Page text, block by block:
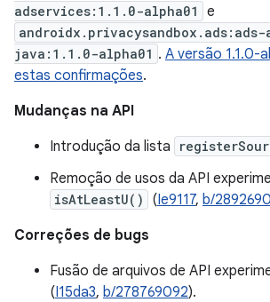
adservices:1.1.0-alpha01
e
java:1.1.0-alpha01 . A versão 1.1.0-
estas confirmações.
Mudanças na API
Introdução da lista
Remoção de usos da API
isAtLeastU() (Ie9117, b/
Correções de bugs
Fusão de arquivos de API
(I15da3, b/278769092).